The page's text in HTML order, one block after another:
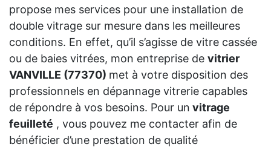
propose mes services pour une installation de
double vitrage sur mesure dans les meilleures
conditions. En effet, qu’il s’agisse de vitre cassée
ou de baies vitrées, mon entreprise de vitrier
VANVILLE (77370) met à votre disposition des
professionnels en dépannage vitrerie capables
de répondre à vos besoins. Pour un vitrage
feuilleté , vous pouvez me contacter afin de
bénéficier d’une prestation de qualité